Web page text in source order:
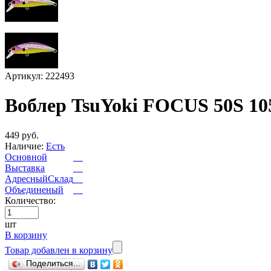
Артикул: 222493
Воблер TsuYoki FOCUS 50S
449 руб.
Наличие: Есть
Основной
Выставка
АдресныйСклад
Объединеный
Количество:
шт
В корзину
Товар добавлен в корзину
Поделиться...